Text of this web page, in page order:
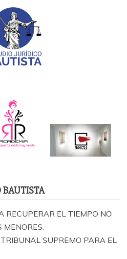
BAUTISTA
RECUPERAR EL TIEMPO NO
MENORES.
SUPREMO PARA EL